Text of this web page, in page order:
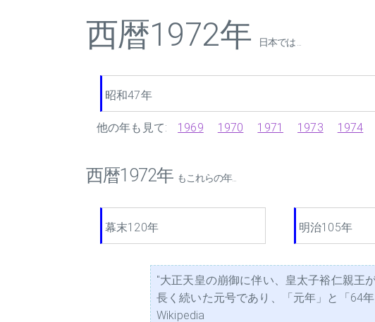
西暦1972年 日本では ...
昭和47年
他の年も見て: 1969 1970 1971 1973 1974
西暦1972年 もこれらの年...
幕末120年 明治105年
"大正天皇の崩御に伴い、皇太子裕仁親王
長く続いた元号であり、「元年」と「64
Wikipedia